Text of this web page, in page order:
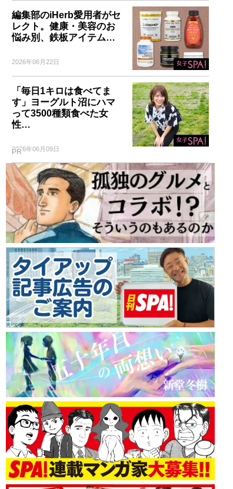
編集部のiHerb愛用者がセ
レクト。健康・美容のお
悩み別、鉄板アイテム…
2026年06月22日
「毎日1キロは食べてま
す」ヨーグルト沼にハマ
って3500種類食べた女
性…
2026年06月09日
PR